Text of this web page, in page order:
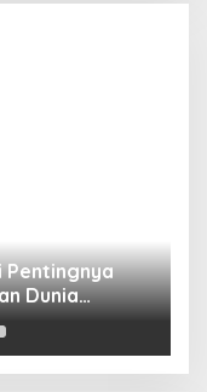
Pentingnya
Dunia